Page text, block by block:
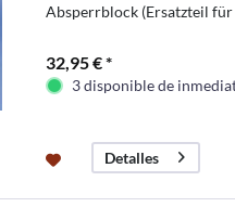
Absperrblock (Ersatzteil
32,95 € *
3 disponible de
Detalles